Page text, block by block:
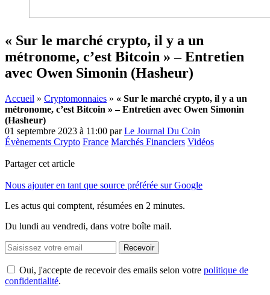
« Sur le marché crypto, il y a un
métronome, c’est Bitcoin » – Entretien
avec Owen Simonin (Hasheur)
Accueil » Cryptomonnaies » « Sur le marché crypto, il y a un
métronome, c’est Bitcoin » – Entretien avec Owen Simonin
(Hasheur)
01 septembre 2023 à 11:00 parLe Journal Du Coin
Évènements Crypto France Marchés Financiers Vidéos
Partager cet article
Nous ajouter en tant que source préférée sur Google
Les actus qui comptent, résumées en 2 minutes.
Du lundi au vendredi, dans votre boîte mail.
Recevoir
Oui, j'accepte de recevoir des emails selon votre politique de
confidentialité.